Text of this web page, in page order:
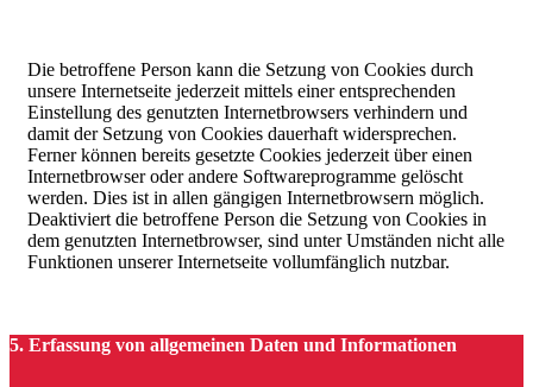
Die betroffene Person kann die Setzung von Cookies durch
unsere Internetseite jederzeit mittels einer entsprechenden
Einstellung des genutzten Internetbrowsers verhindern und
damit der Setzung von Cookies dauerhaft widersprechen.
Ferner können bereits gesetzte Cookies jederzeit über einen
Internetbrowser oder andere Softwareprogramme gelöscht
werden. Dies ist in allen gängigen Internetbrowsern möglich.
Deaktiviert die betroffene Person die Setzung von Cookies in
dem genutzten Internetbrowser, sind unter Umständen nicht alle
Funktionen unserer Internetseite vollumfänglich nutzbar.
5. Erfassung von allgemeinen Daten und Informationen